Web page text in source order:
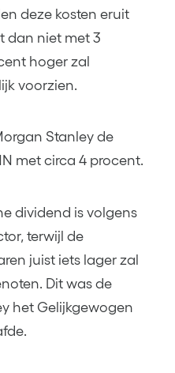
deze kosten eruit
dan niet met 3
hoger zal
voorzien.
Stanley de
met circa 4 procent.
dividend is volgens
terwijl de
juist iets lager zal
Dit was de
het Gelijkgewogen